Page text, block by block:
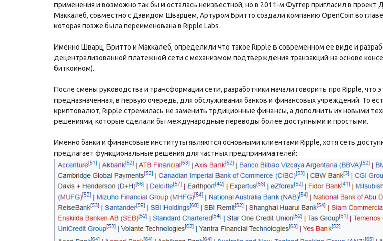
применения и возможно так бы и осталась неизвестной, но в 2011-м Фуггер пригласил в проект
Маккалеб, совместно с Дэвидом Шварцем, Артуром Бритто создали компанию OpenCoin во
которая позже была переименована в Ripple Labs.
Именно Шварц, Бритто и Маккалеб, определили что такое Ripple в современном ее виде и
децентрализованной платежной сети с механизмом подтверждения транзакций на основе
биткоином).
После смены руководства и трансформации сети, разработчики начали говорить про Ripple, что
предназначенная, в первую очередь, для обслуживания банков и финансовых учреждений. То
криптовалют, Ripple стремилась не заменить трдиционные финансы, а дополнить их новыми
решениями, которые сделали бы международные переводы более доступными и простыми.
Именно банки и финансовые институты являются основными клиентами Ripple, хотя сеть
предлагает функциональные решения для частных предпринимателей: